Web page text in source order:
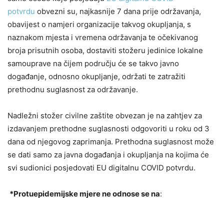
potvrdu obvezni su, najkasnije 7 dana prije održavanja,
obavijest o namjeri organizacije takvog okupljanja, s
naznakom mjesta i vremena održavanja te očekivanog
broja prisutnih osoba, dostaviti stožeru jedinice lokalne
samouprave na čijem području će se takvo javno
događanje, odnosno okupljanje, održati te zatražiti
prethodnu suglasnost za održavanje.
Nadležni stožer civilne zaštite obvezan je na zahtjev za
izdavanjem prethodne suglasnosti odgovoriti u roku od 3
dana od njegovog zaprimanja. Prethodna suglasnost može
se dati samo za javna događanja i okupljanja na kojima će
svi sudionici posjedovati EU digitalnu COVID potvrdu.
*Protuepidemijske mjere ne odnose se na: